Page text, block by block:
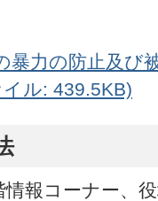
暴力の防止及び
ル: 439.5KB)
報コーナー、